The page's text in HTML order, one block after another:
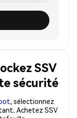
SSV
sécurité
, sélectionnez
Achetez SSV